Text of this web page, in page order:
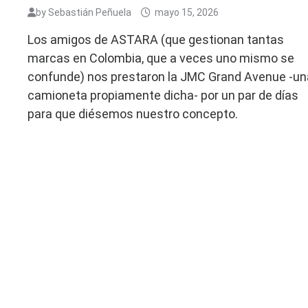
by Sebastián Peñuela mayo 15, 2026
Los amigos de ASTARA (que gestionan tantas
marcas en Colombia, que a veces uno mismo se
confunde) nos prestaron la JMC Grand Avenue -
camioneta propiamente dicha- por un par de días
para que diésemos nuestro concepto.